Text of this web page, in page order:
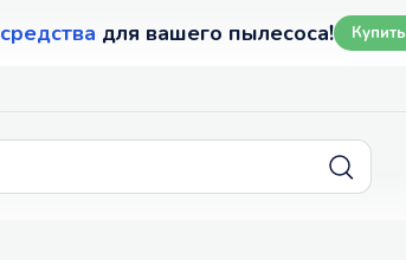
для вашего пылесоса! Купить